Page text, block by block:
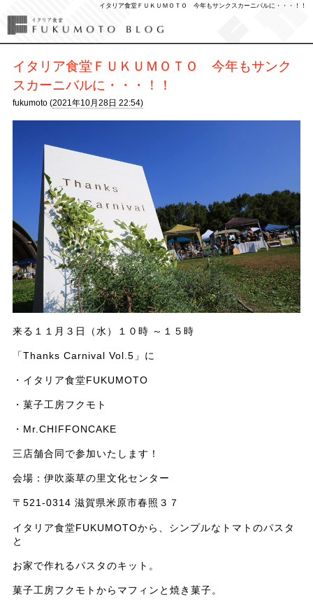
イタリア食堂ＦＵＫＵＭＯＴＯ 今年もサンクスカーニバルに・・・！！
イタリア食堂ＦＵＫＵＭＯＴＯ 今年もサンク
スカーニバルに・・・！！
fukumoto (2021年10月28日 22:54)
来る１１月３日（水）１０時 ～１５時
「Thanks Carnival Vol.5」に
・イタリア食堂FUKUMOTO
・菓子工房フクモト
・Mr.CHIFFONCAKE
三店舗合同で参加いたします！
会場：伊吹薬草の里文化センター
〒521-0314 滋賀県米原市春照３７
イタリア食堂FUKUMOTOから、シンプルなトマトのパスタ
と
お家で作れるパスタのキット。
菓子工房フクモトからマフィンと焼き菓子。